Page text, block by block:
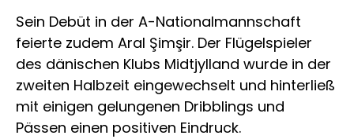
Sein Debüt in der A-Nationalmannschaft
feierte zudem Aral Şimşir. Der Flügelspieler
des dänischen Klubs Midtjylland wurde in der
zweiten Halbzeit eingewechselt und hinterließ
mit einigen gelungenen Dribblings und
Pässen einen positiven Eindruck.